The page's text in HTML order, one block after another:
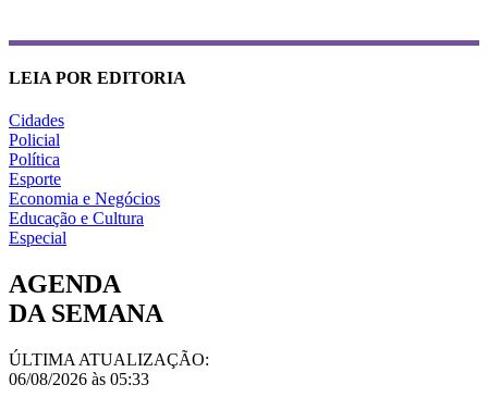
LEIA POR EDITORIA
Cidades
Policial
Política
Esporte
Economia e Negócios
Educação e Cultura
Especial
AGENDA
DA SEMANA
ÚLTIMA ATUALIZAÇÃO:
06/08/2026 às 05:33